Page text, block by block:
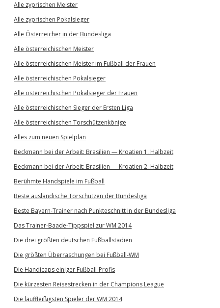
Alle zyprischen Meister
Alle zyprischen Pokalsieger
Alle Österreicher in der Bundesliga
Alle österreichischen Meister
Alle österreichischen Meister im Fußball der Frauen
Alle österreichischen Pokalsieger
Alle österreichischen Pokalsieger der Frauen
Alle österreichischen Sieger der Ersten Liga
Alle österreichischen Torschützenkönige
Alles zum neuen Spielplan
Beckmann bei der Arbeit: Brasilien — Kroatien 1. Halbzeit
Beckmann bei der Arbeit: Brasilien — Kroatien 2. Halbzeit
Berühmte Handspiele im Fußball
Beste ausländische Torschützen der Bundesliga
Beste Bayern-Trainer nach Punkteschnitt in der Bundesliga
Das Trainer-Baade-Tippspiel zur WM 2014
Die drei größten deutschen Fußballstadien
Die größten Überraschungen bei Fußball-WM
Die Handicaps einiger Fußball-Profis
Die kürzesten Reisestrecken in der Champions League
Die lauffleißigsten Spieler der WM 2014